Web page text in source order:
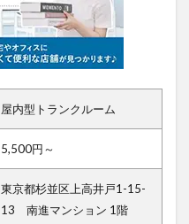
屋内型トランクルーム
5,500円～
東京都杉並区上高井戸1-15-
13 南進マンション 1階